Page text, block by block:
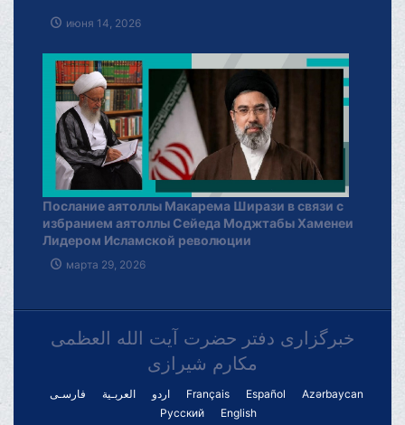
июня 14, 2026
Послание аятоллы Макарема Ширази в связи с
избранием аятоллы Сейеда Моджтабы Хаменеи
Лидером Исламской революции
марта 29, 2026
خبرگزاری دفتر حضرت آیت الله العظمی
مکارم شیرازی
فارسـی العربـیة اردو Français Español
Azərbaycan
Русский
English